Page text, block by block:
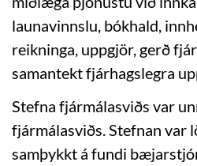
launavinnslu, bókhald,
reikninga, uppgjör, gerð
samantekt fjárhagslegra
Stefna fjármálasviðs var
fjármálasviðs. Stefnan
samþykkt á fundi